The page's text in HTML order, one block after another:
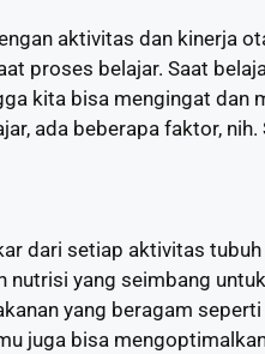
aktivitas dan kinerja
proses belajar. Saat
kita bisa mengingat dan
ada beberapa faktor,
dari setiap aktivitas
nutrisi yang seimbang
yang beragam seperti
juga bisa